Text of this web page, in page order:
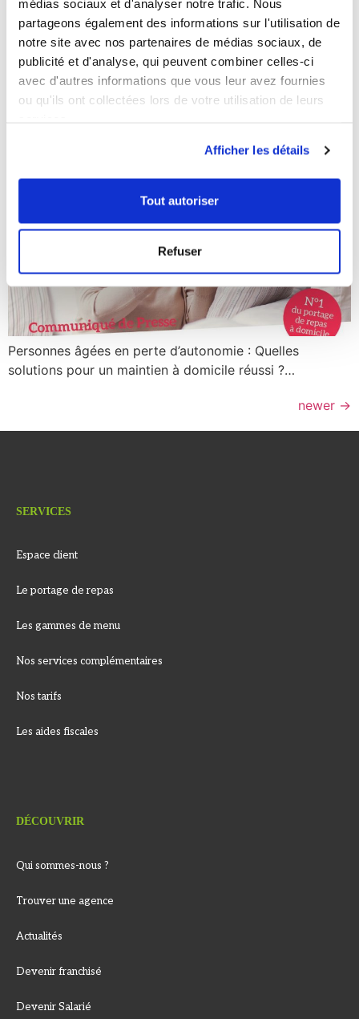
médias sociaux et d'analyser notre trafic. Nous
partageons également des informations sur l'utilisation de
notre site avec nos partenaires de médias sociaux, de
publicité et d'analyse, qui peuvent combiner celles-ci
avec d'autres informations que vous leur avez fournies
ou qu'ils ont collectées lors de votre utilisation de leurs
Afficher les détails
Tout autoriser
Refuser
Communiqué de presse de
Février 2021
Personnes âgées en perte d’autonomie : Quelles
solutions pour un maintien à domicile réussi ?…
newer →
SERVICES
Espace client
Le portage de repas
Les gammes de menu
Nos services complémentaires
Nos tarifs
Les aides fiscales
DÉCOUVRIR
Qui sommes-nous ?
Trouver une agence
Actualités
Devenir franchisé
Devenir Salarié